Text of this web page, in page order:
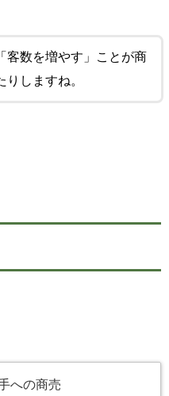
客数を増やす」ことが商
りしますね。
への商売